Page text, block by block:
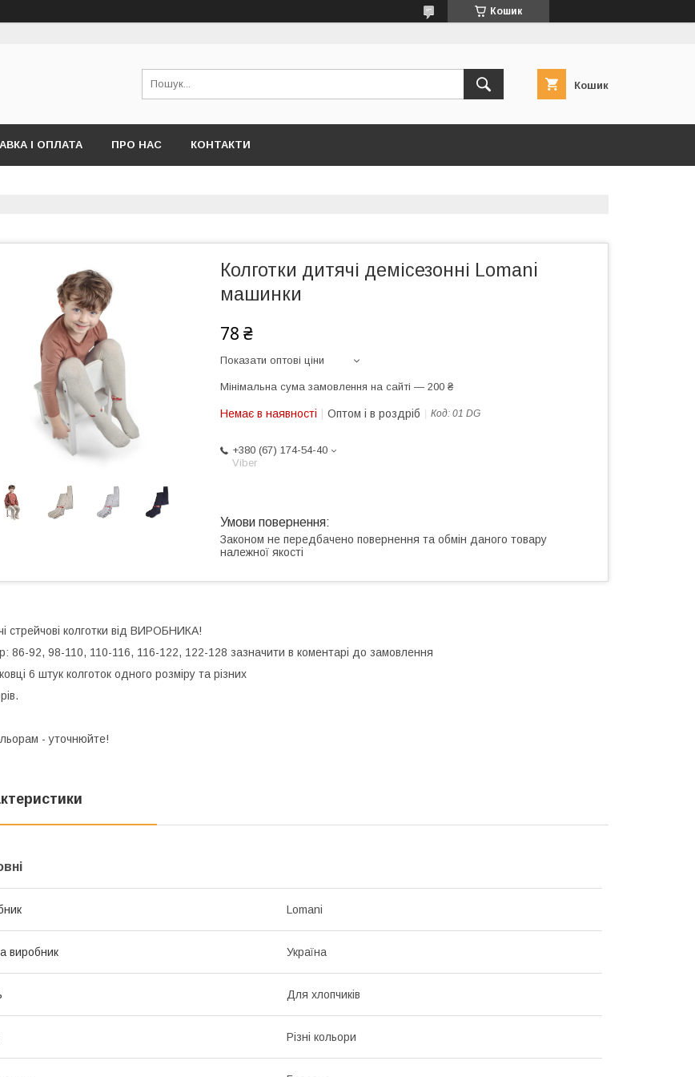
Кошик
Кошик
І ОПЛАТА ПРО НАС КОНТАКТИ
Колготки дитячі демісезонні Lomani
машинки
78 ₴
Показати оптові ціни
Мінімальна сума замовлення на сайті — 200 ₴
Немає в наявності Оптом і в роздріб Код: 01 DG
+380 (67) 174-54-40
Viber
Законом не передбачено повернення та обмін даного товару
належної якості
стрейчові колготки від ВИРОБНИКА!
86-92, 98-110, 110-116, 116-122, 122-128 зазначити в коментарі до замовлення
6 штук колготок одного розміру та різних
- уточнюйте!
Lomani
виробник Україна
Для хлопчиків
Різні кольори